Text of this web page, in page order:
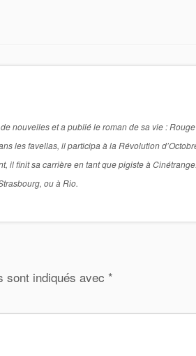
nouvelles et a publié le roman de sa vie :
les favellas, il participa à la Révolution
il finit sa carrière en tant que pigiste à
ou à Rio.
sont indiqués avec *